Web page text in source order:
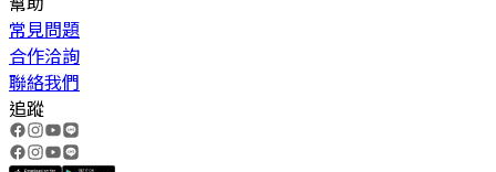
常見問題
合作洽詢
聯絡我們
追蹤